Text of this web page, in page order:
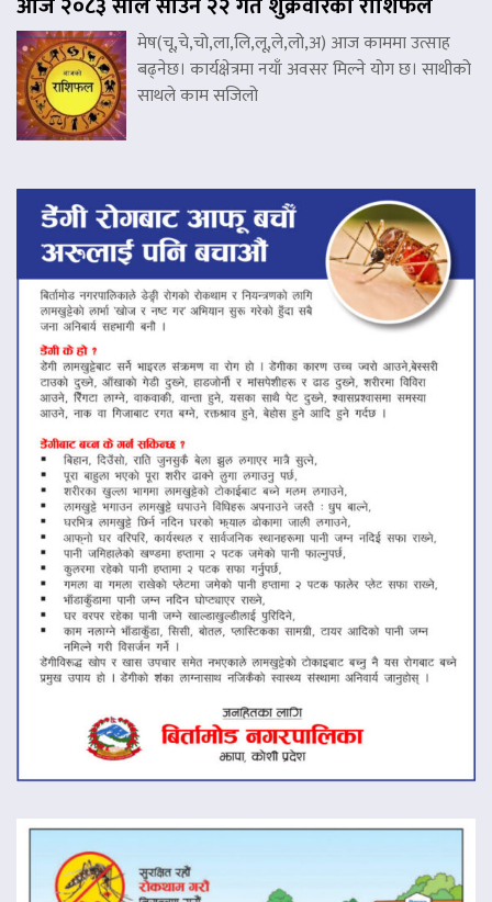
मेष(चू,चे,चो,ला,लि,लू,ले,लो,अ) आज काममा उत्साह
बढ्नेछ। कार्यक्षेत्रमा नयाँ अवसर मिल्ने योग छ। साथीको
साथले काम सजिलो